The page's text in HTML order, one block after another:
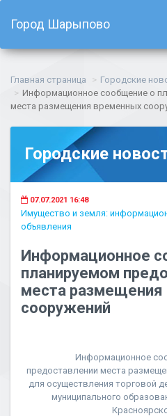
Город Шарыпово
Главная страница
Городские
Информационное сообщение о
места размещения временных
Городские
07.07.2021 16:48
Имущество и земля:
объявления
Информационное
планируемом
места
сооружений
Информационное
предоставлении места
для осуществления торговой
муниципального